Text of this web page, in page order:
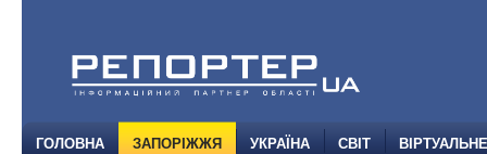
ГОЛОВНА ЗАПОРІЖЖЯ УКРАЇНА СВІТ